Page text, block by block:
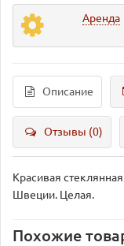
Аренда
Описание
Отзывы (0)
Красивая
Швеции. Целая.
Похожие